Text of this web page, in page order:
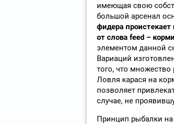
имеющая свою
большой арсенал
фидера проистекает
от слова feed –
элементом данной
Вариаций
того, что
Ловля карася на
позволяет
случае, не
Принцип рыбалки